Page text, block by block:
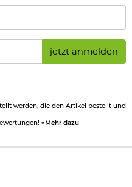
geeignet und können
elektrischen Airsoft-
praktischen,
eine saubere Aufbewahrung
in Taiwan
jetzt anmelden
werden, die den Artikel bestellt und
»Mehr dazu